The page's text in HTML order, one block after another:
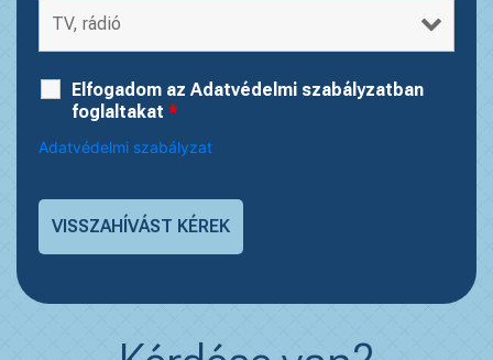
Elfogadom az Adatvédelmi szabályzatban
foglaltakat *
Adatvédelmi szabályzat